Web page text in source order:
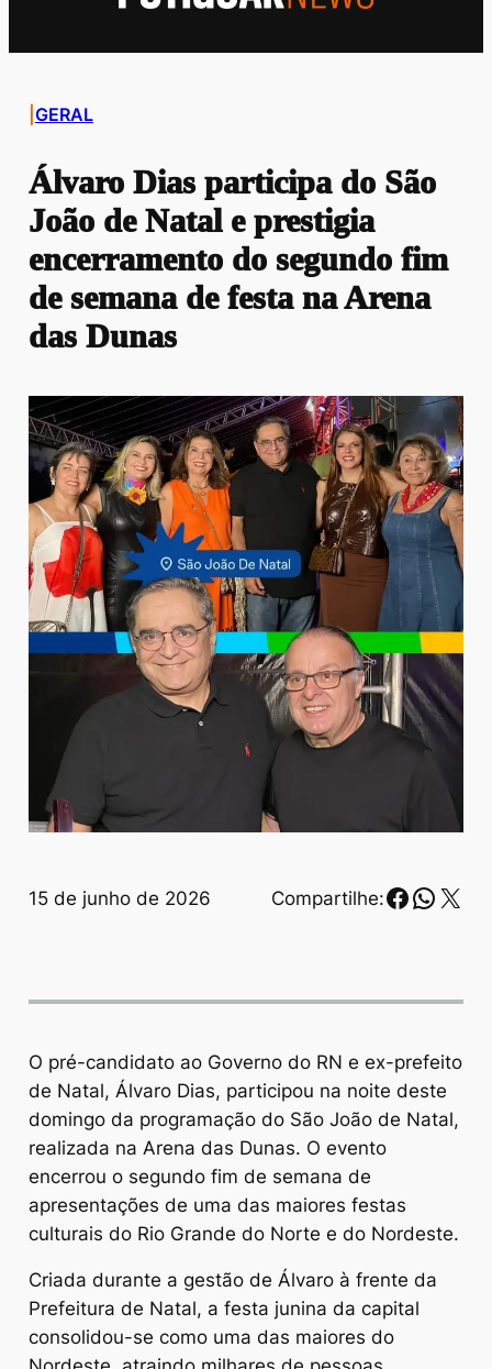
GERAL
Álvaro Dias participa do São
João de Natal e prestigia
encerramento do segundo fim
de semana de festa na Arena
das Dunas
15 de junho de 2026 Compartilhe: X
O pré-candidato ao Governo do RN e ex-prefeito
de Natal, Álvaro Dias, participou na noite deste
domingo da programação do São João de Natal,
realizada na Arena das Dunas. O evento
encerrou o segundo fim de semana de
apresentações de uma das maiores festas
culturais do Rio Grande do Norte e do Nordeste.
Criada durante a gestão de Álvaro à frente da
Prefeitura de Natal, a festa junina da capital
consolidou-se como uma das maiores do